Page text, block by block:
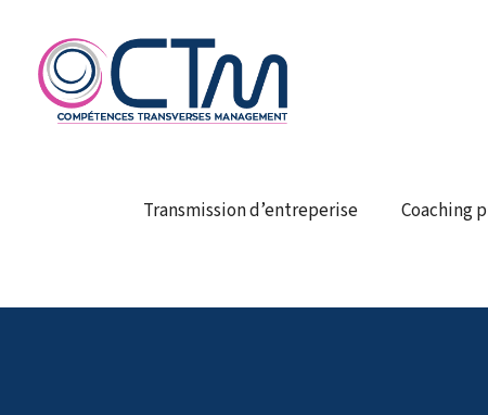
Transmission d’entreperise Coaching